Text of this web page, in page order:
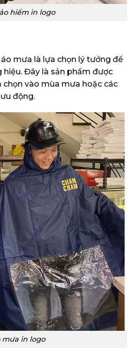
hiểm in logo
mưa là lựa chọn lý tưởng để
hiệu. Đây là sản phẩm được
chọn vào mùa mưa hoặc các
động.
mưa in logo